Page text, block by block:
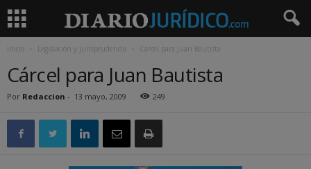
Inicio Legislación y jurisprudencia Cárcel para Juan Bautista
Cárcel para Juan Bautista
Por Redaccion - 13 mayo, 2009 249